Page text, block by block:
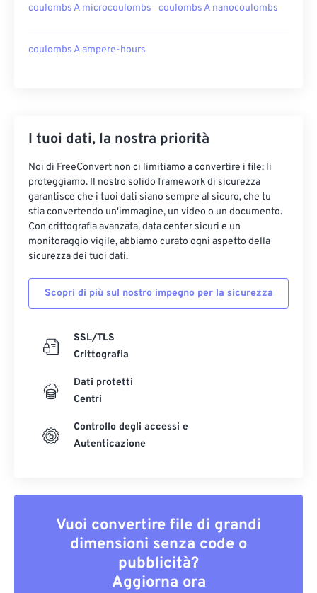
coulombs A microcoulombs coulombs A nanocoulombs
coulombs A ampere-hours
I tuoi dati, la nostra priorità
Noi di FreeConvert non ci limitiamo a convertire i file: li
proteggiamo. Il nostro solido framework di sicurezza
garantisce che i tuoi dati siano sempre al sicuro, che tu
stia convertendo un'immagine, un video o un documento.
Con crittografia avanzata, data center sicuri e un
monitoraggio vigile, abbiamo curato ogni aspetto della
sicurezza dei tuoi dati.
Scopri di più sul nostro impegno per la sicurezza
SSL/TLS
Crittografia
Dati protetti
Centri
Controllo degli accessi e
Autenticazione
Vuoi convertire file di grandi
dimensioni senza code o
pubblicità?
Aggiorna ora